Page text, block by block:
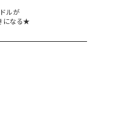
ルが
になる★